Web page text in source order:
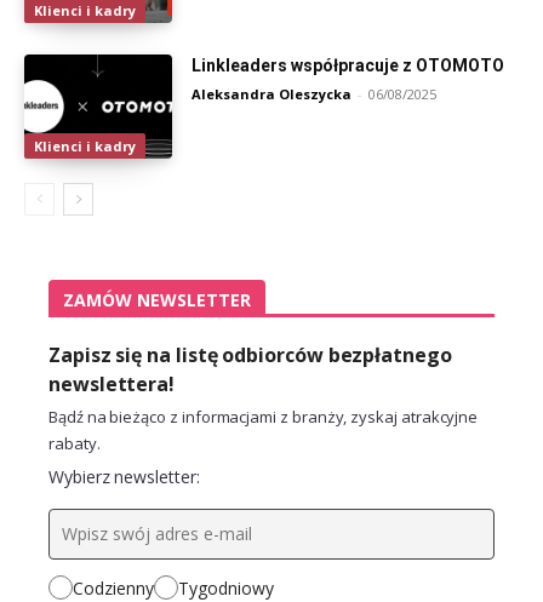
Klienci i kadry
Klienci i kadry
Linkleaders współpracuje z OTOMOTO
Aleksandra Oleszycka - 06/08/2025
ZAMÓW NEWSLETTER
Zapisz się na listę odbiorców bezpłatnego
newslettera!
Bądź na bieżąco z informacjami z branży, zyskaj atrakcyjne
rabaty.
Wybierz newsletter:
Codzienny Tygodniowy